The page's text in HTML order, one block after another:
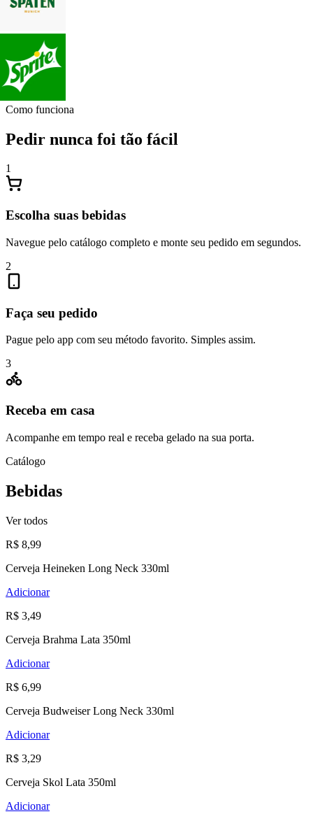
Como funciona
Pedir nunca foi tão fácil
1
Escolha suas bebidas
Navegue pelo catálogo completo e monte seu pedido em segundos.
2
Faça seu pedido
Pague pelo app com seu método favorito. Simples assim.
3
Receba em casa
Acompanhe em tempo real e receba gelado na sua porta.
Catálogo
Bebidas
Ver todos
R$ 8,99
Cerveja Heineken Long Neck 330ml
Adicionar
R$ 3,49
Cerveja Brahma Lata 350ml
Adicionar
R$ 6,99
Cerveja Budweiser Long Neck 330ml
Adicionar
R$ 3,29
Cerveja Skol Lata 350ml
Adicionar